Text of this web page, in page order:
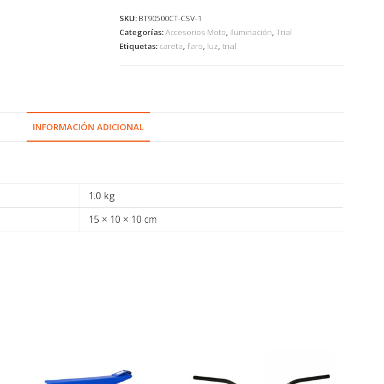
SKU:BT90500CT-CSV-1
Categorías:Accesorios Moto, Iluminación, Trial
Etiquetas: careta, faro, luz, trial
INFORMACIÓN ADICIONAL
1.0 kg
15 × 10 × 10 cm